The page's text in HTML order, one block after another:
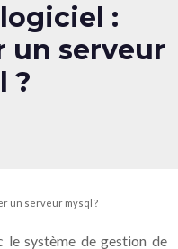
:
un serveur
?
un serveur mysql ?
le système de gestion de